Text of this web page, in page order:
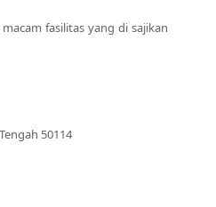
fasilitas yang di sajikan
50114